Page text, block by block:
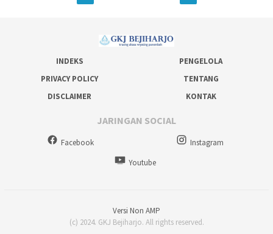
INDEKS
PENGELOLA
PRIVACY POLICY
TENTANG
DISCLAIMER
KONTAK
JARINGAN SOCIAL
Facebook
Instagram
Youtube
Versi Non AMP
(c) 2024. GKJ Bejiharjo. All rights reserved.